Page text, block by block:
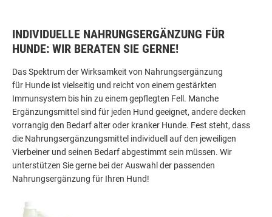
INDIVIDUELLE NAHRUNGSERGÄNZUNG FÜR
HUNDE: WIR BERATEN SIE GERNE!
Das Spektrum der Wirksamkeit von Nahrungsergänzung
für Hunde ist vielseitig und reicht von einem gestärkten
Immunsystem bis hin zu einem gepflegten Fell. Manche
Ergänzungsmittel sind für jeden Hund geeignet, andere decken
vorrangig den Bedarf alter oder kranker Hunde. Fest steht, dass
die Nahrungsergänzungsmittel individuell auf den jeweiligen
Vierbeiner und seinen Bedarf abgestimmt sein müssen. Wir
unterstützen Sie gerne bei der Auswahl der passenden
Nahrungsergänzung für Ihren Hund!